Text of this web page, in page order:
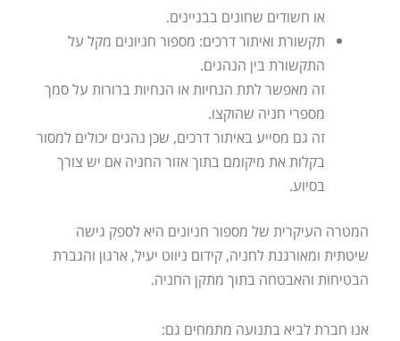
או חשודים שחונים בבניינים.
תקשורת ואיתור דרכים: מספור חניונים מקל על
התקשורת בין הנהגים.
זה מאפשר לתת הנחיות או הנחיות ברורות על סמך
מספרי חניה שהוקצו.
זה גם מסייע באיתור דרכים, שכן נהגים יכולים למסור
בקלות את מיקומם בתוך אזור החניה אם יש צורך
בסיוע.
המטרה העיקרית של מספור חניונים היא לספק גישה
שיטתית ומאורגנת לחניה, קידום ניווט יעיל, ארגון והגברת
הבטיחות והאבטחה בתוך מתקן החניה.
אנו חברת לביא בתנועה מתמחים גם: